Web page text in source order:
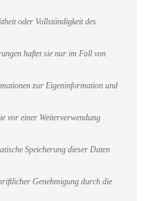
oder Vollständigkeit des
haftet sie nur im Fall von
zur Eigeninformation und
vor einer Weiterverwendung
Speicherung dieser Daten
Genehmigung durch die